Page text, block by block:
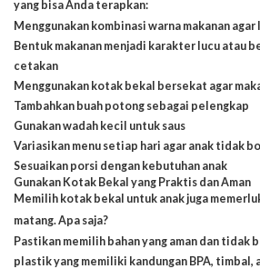
yang bisa Anda terapkan:
Menggunakan kombinasi warna makanan
Bentuk makanan menjadi karakter lucu atau
cetakan
Menggunakan kotak bekal bersekat agar
Tambahkan buah potong sebagai pelengkap
Gunakan wadah kecil untuk saus
Variasikan menu setiap hari agar anak tidak
Sesuaikan porsi dengan kebutuhan anak
Gunakan Kotak Bekal yang Praktis dan Aman
Memilih kotak bekal untuk anak juga
matang. Apa saja?
Pastikan memilih bahan yang aman dan tidak
plastik yang memiliki kandungan BPA, timbal,